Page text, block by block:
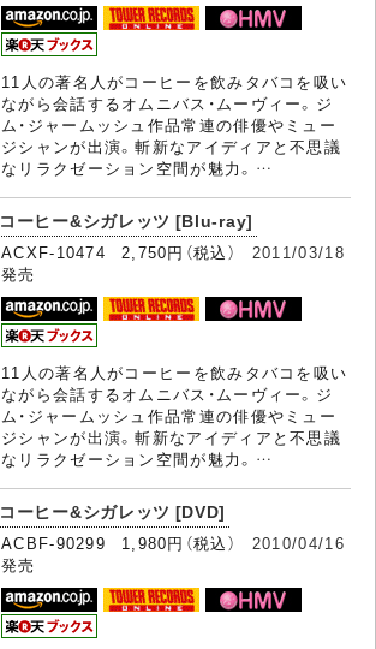
11人の著名人がコーヒーを飲みタバコを吸い
ながら会話するオムニバス・ムーヴィー。ジ
ム・ジャームッシュ作品常連の俳優やミュー
ジシャンが出演。斬新なアイディアと不思議
なリラクゼーション空間が魅力。…
コーヒー&シガレッツ [Blu-ray]
ACXF-10474 2,750円（税込） 2011/03/18
発売
11人の著名人がコーヒーを飲みタバコを吸い
ながら会話するオムニバス・ムーヴィー。ジ
ム・ジャームッシュ作品常連の俳優やミュー
ジシャンが出演。斬新なアイディアと不思議
なリラクゼーション空間が魅力。…
コーヒー&シガレッツ [DVD]
ACBF-90299 1,980円（税込） 2010/04/16
発売